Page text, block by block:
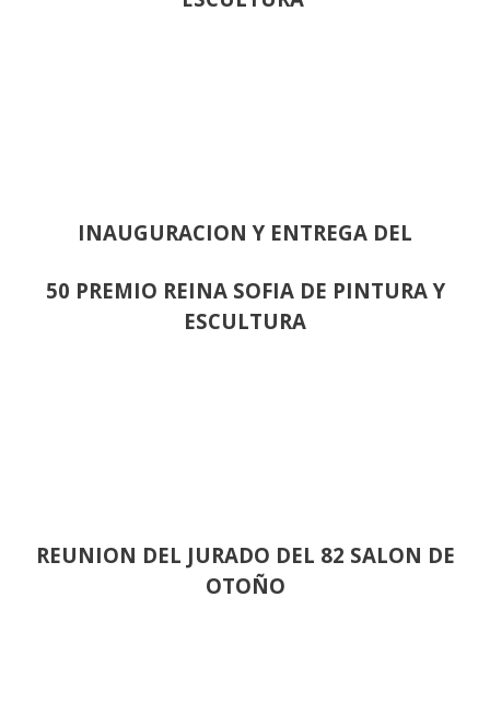
INAUGURACION Y ENTREGA DEL
50 PREMIO REINA SOFIA DE PINTURA Y
ESCULTURA
REUNION DEL JURADO DEL 82 SALON DE
OTOÑO